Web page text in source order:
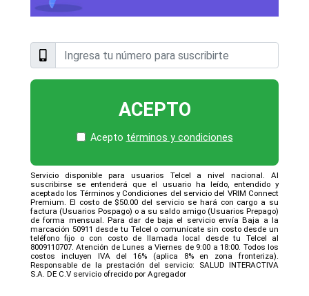
ACEPTO
Acepto términos y condiciones
Servicio disponible para usuarios Telcel a nivel nacional. Al
suscribirse se entenderá que el usuario ha leído, entendido y
aceptado los Términos y Condiciones del servicio del VRIM Connect
Premium. El costo de $50.00 del servicio se hará con cargo a su
factura (Usuarios Pospago) o a su saldo amigo (Usuarios Prepago)
de forma mensual. Para dar de baja el servicio envía Baja a la
marcación 50911 desde tu Telcel o comunícate sin costo desde un
teléfono fijo o con costo de llamada local desde tu Telcel al
8009110707. Atención de Lunes a Viernes de 9:00 a 18:00. Todos los
costos incluyen IVA del 16% (aplica 8% en zona fronteriza).
Responsable de la prestación del servicio: SALUD INTERACTIVA
S.A. DE C.V servicio ofrecido por Agregador